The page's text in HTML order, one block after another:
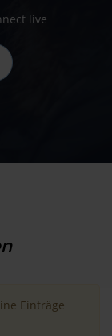
live
Einträge